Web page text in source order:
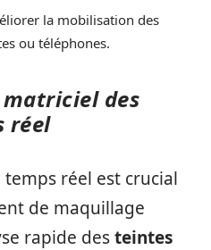
la mobilisation des
ou téléphones.
des
réel
réel est crucial
de maquillage
rapide desteintes